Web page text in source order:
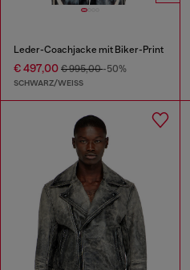
Leder-Coachjacke mit Biker-Print
€ 497,00 € 995,00-50%
SCHWARZ/WEISS